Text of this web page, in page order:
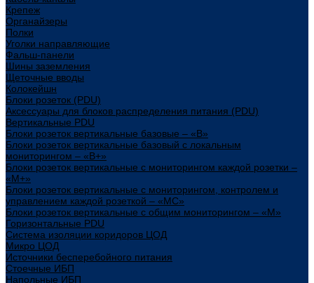
Крепеж
Органайзеры
Полки
Уголки направляющие
Фальш-панели
Шины заземления
Щеточные вводы
Колокейшн
Блоки розеток (PDU)
Аксессуары для блоков распределения питания (PDU)
Вертикальные PDU
Блоки розеток вертикальные базовые – «В»
Блоки розеток вертикальные базовый с локальным
мониторингом – «В+»
Блоки розеток вертикальные с мониторингом каждой розетки –
«М+»
Блоки розеток вертикальные с мониторингом, контролем и
управлением каждой розеткой – «МС»
Блоки розеток вертикальные с общим мониторингом – «М»
Горизонтальные PDU
Система изоляции коридоров ЦОД
Микро ЦОД
Источники бесперебойного питания
Стоечные ИБП
Напольные ИБП